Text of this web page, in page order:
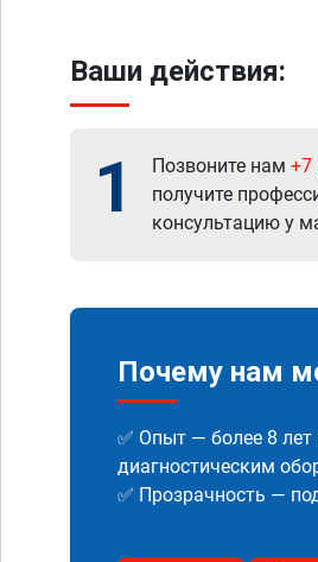
Ваши действия:
1 Позвоните нам +7
получите
консультацию у
Почему нам
✅ Опыт — более 8
диагностическим
✅ Прозрачность —